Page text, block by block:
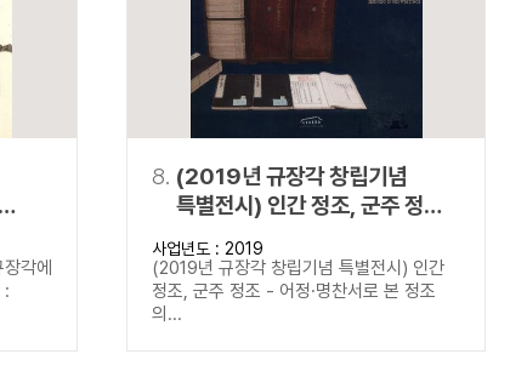
각에
:
8. (2019년 규장각 창립기념
특별전시) 인간 정조, 군주 정조 -
어정·명찬서로 본 정조의 삶과
이상
사업년도 : 2019
(2019년 규장각 창립기념 특별전시) 인간
정조, 군주 정조 - 어정·명찬서로 본 정조
의...